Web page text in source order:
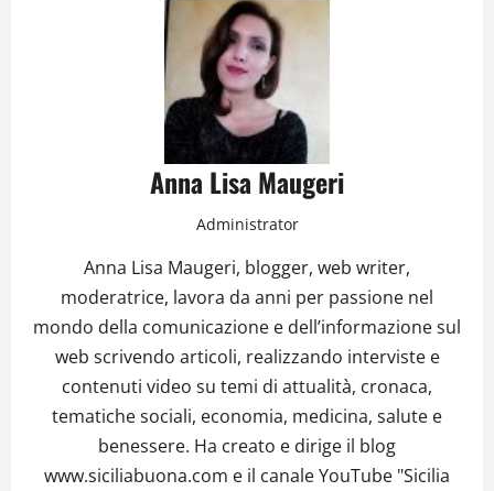
Anna Lisa Maugeri
Administrator
Anna Lisa Maugeri, blogger, web writer,
moderatrice, lavora da anni per passione nel
mondo della comunicazione e dell’informazione sul
web scrivendo articoli, realizzando interviste e
contenuti video su temi di attualità, cronaca,
tematiche sociali, economia, medicina, salute e
benessere. Ha creato e dirige il blog
www.siciliabuona.com e il canale YouTube "Sicilia